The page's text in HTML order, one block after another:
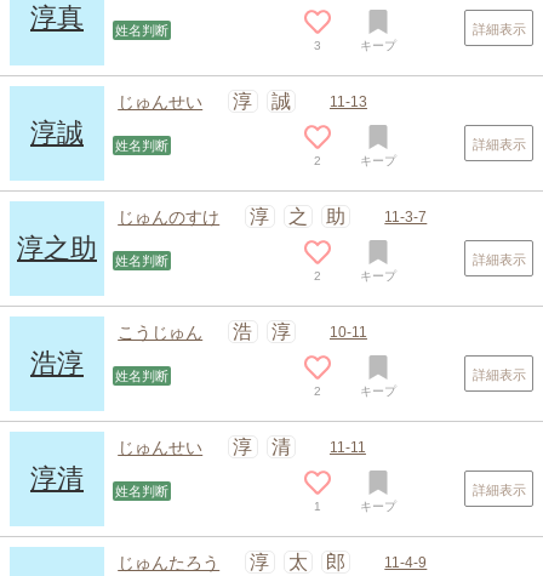
淳真 姓名判断
3 キープ
詳細表示
淳誠
じゅんせい 淳 誠 11-13
姓名判断
2 キープ
詳細表示
淳之助
じゅんのすけ 淳 之 助 11-3-7
姓名判断
2 キープ
詳細表示
浩淳
こうじゅん 浩 淳 10-11
姓名判断
2 キープ
詳細表示
淳清
じゅんせい 淳 清 11-11
姓名判断
1 キープ
詳細表示
じゅんたろう 淳 太 郎 11-4-9